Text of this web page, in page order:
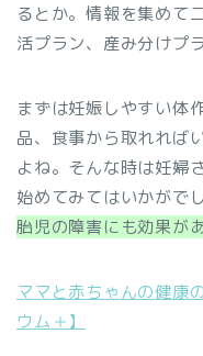
るとか。情報を集めて
活プラン、産み分けプ
まずは妊娠しやすい体
品、食事から取れれば
よね。そんな時は妊婦
始めてみてはいかがで
胎児の障害にも効果が
ママと赤ちゃんの健康
ウム＋】